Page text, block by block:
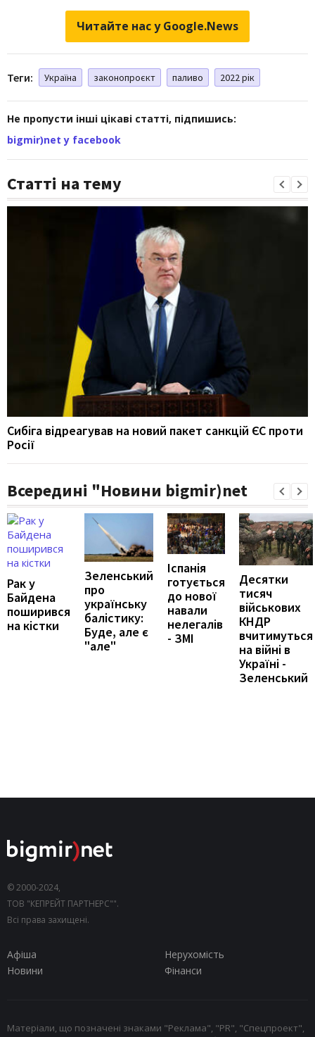
Читайте нас у Google.News
Теги: Україна законопроєкт паливо 2022 рік
Не пропусти інші цікаві статті, підпишись:
bigmir)net у facebook
Статті на тему
Сибіга відреагував на новий пакет санкцій ЄС проти
Росії
Всередині "Новини bigmir)net
Рак у
Байдена
поширився
на кістки
Зеленський
про
українську
балістику:
Буде, але є
"але"
Іспанія
готується
до нової
навали
нелегалів
- ЗМІ
Десятки
тисяч
військових
КНДР
вчитимуться
на війні в
Україні -
Зеленський
© 2000-2024,
ТОВ "КЕПРЕЙТ ПАРТНЕРС"".
Всі права захищені.
Афіша
Нерухомість
Новини
Фінанси
Матеріали, що позначені знаками "Реклама", "PR", "Спецпроект",